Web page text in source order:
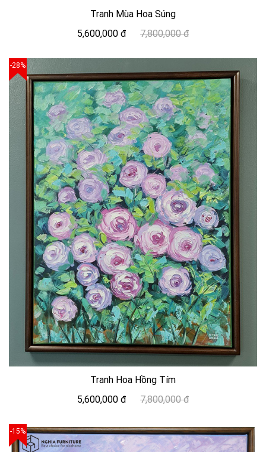
Tranh Mùa Hoa Súng
5,600,000 đ
7,800,000 đ
-28%
Tranh Hoa Hồng Tím
5,600,000 đ
7,800,000 đ
-15%